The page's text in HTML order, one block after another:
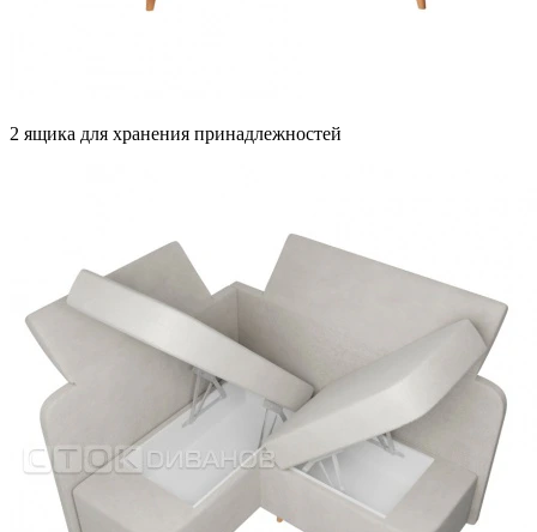
2 ящика для хранения принадлежностей